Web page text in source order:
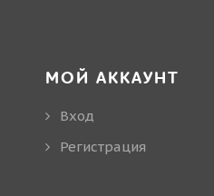
МОЙ АККАУНТ
Вход
Регистрация